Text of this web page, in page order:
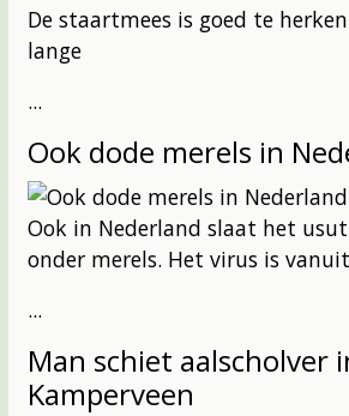
De staartmees is goed te
lange
...
Ook dode merels in
Ook in Nederland slaat het
onder merels. Het virus is
...
Man schiet aalscholver
Kamperveen